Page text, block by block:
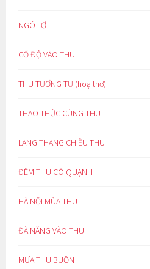
NGÓ LƠ
CỔ ĐỘ VÀO THU
THU TƯƠNG TƯ (hoạ thơ)
THAO THỨC CÙNG THU
LANG THANG CHIỀU THU
ĐÊM THU CÔ QUẠNH
HÀ NỘI MÙA THU
ĐÀ NẴNG VÀO THU
MƯA THU BUỒN